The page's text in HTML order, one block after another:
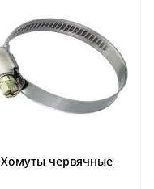
Хомуты червячные